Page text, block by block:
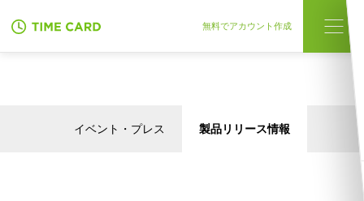
無料でアカウント作成
イベント・プレス 製品リリース情報